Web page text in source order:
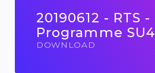
20190612 - RTS -
Programme SU4
DOWNLOAD